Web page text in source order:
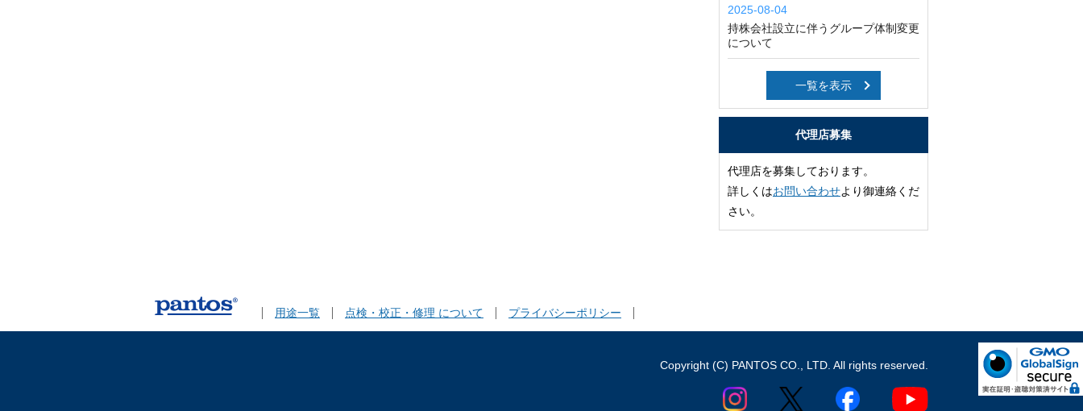
2025-08-04
持株会社設立に伴うグループ体制変更
について
一覧を表示
代理店募集
代理店を募集しております。
詳しくはお問い合わせより御連絡くだ
さい。
用途一覧 点検・校正・修理 について プライバシーポリシー
Copyright (C) PANTOS CO., LTD. All rights reserved.